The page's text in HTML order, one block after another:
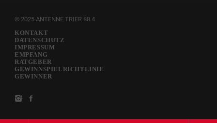
© 2025 ANTENNE TRIER 88.4
KONTAKT
DATENSCHUTZ
IMPRESSUM
EMPFANG
RATGEBER
GEWINNSPIELRICHTLINIE
GEWINNER